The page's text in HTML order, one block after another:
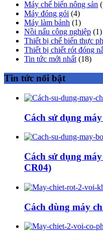
Máy chế biến nông sản
Máy đóng gói (4)
Máy làm bánh (1)
Nồi nấu công nghiệp (1)
Thiết bị chế biến thực
Thiết bị chiết rót đóng
Tin tức mới nhất (18)
Tin tức nổi bật
Cách sử dụng
Cách sử dụng
CR04)
Cách dùng máy